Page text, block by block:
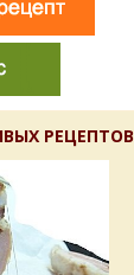
РЕЦЕПТОВ